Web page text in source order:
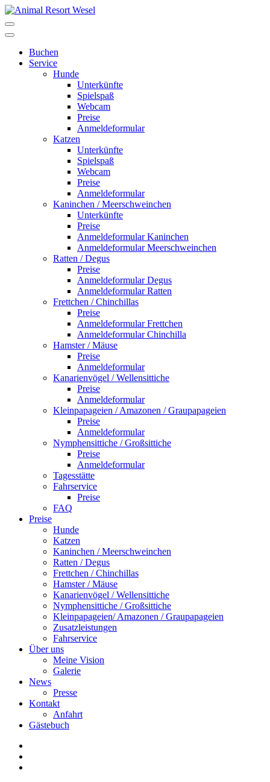
Buchen
Service
Hunde
Unterkünfte
Spielspaß
Webcam
Preise
Anmeldeformular
Katzen
Unterkünfte
Spielspaß
Webcam
Preise
Anmeldeformular
Kaninchen / Meerschweinchen
Unterkünfte
Preise
Anmeldeformular Kaninchen
Anmeldeformular Meerschweinchen
Ratten / Degus
Preise
Anmeldeformular Degus
Anmeldeformular Ratten
Frettchen / Chinchillas
Preise
Anmeldeformular Frettchen
Anmeldeformular Chinchilla
Hamster / Mäuse
Preise
Anmeldeformular
Kanarienvögel / Wellensittiche
Preise
Anmeldeformular
Kleinpapageien / Amazonen / Graupapageien
Preise
Anmeldeformular
Nymphensittiche / Großsittiche
Preise
Anmeldeformular
Tagesstätte
Fahrservice
Preise
FAQ
Preise
Hunde
Katzen
Kaninchen / Meerschweinchen
Ratten / Degus
Frettchen / Chinchillas
Hamster / Mäuse
Kanarienvögel / Wellensittiche
Nymphensittiche / Großsittiche
Kleinpapageien/ Amazonen / Graupapageien
Zusatzleistungen
Fahrservice
Über uns
Meine Vision
Galerie
News
Presse
Kontakt
Anfahrt
Gästebuch